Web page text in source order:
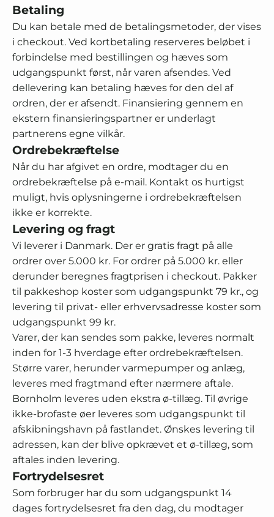
Betaling
Du kan betale med de betalingsmetoder, der vises
i checkout. Ved kortbetaling reserveres beløbet i
forbindelse med bestillingen og hæves som
udgangspunkt først, når varen afsendes. Ved
dellevering kan betaling hæves for den del af
ordren, der er afsendt. Finansiering gennem en
ekstern finansieringspartner er underlagt
partnerens egne vilkår.
Ordrebekræftelse
Når du har afgivet en ordre, modtager du en
ordrebekræftelse på e-mail. Kontakt os hurtigst
muligt, hvis oplysningerne i ordrebekræftelsen
ikke er korrekte.
Levering og fragt
Vi leverer i Danmark. Der er gratis fragt på alle
ordrer over 5.000 kr. For ordrer på 5.000 kr. eller
derunder beregnes fragtprisen i checkout. Pakker
til pakkeshop koster som udgangspunkt 79 kr., og
levering til privat- eller erhvervsadresse koster som
udgangspunkt 99 kr.
Varer, der kan sendes som pakke, leveres normalt
inden for 1-3 hverdage efter ordrebekræftelsen.
Større varer, herunder varmepumper og anlæg,
leveres med fragtmand efter nærmere aftale.
Bornholm leveres uden ekstra ø-tillæg. Til øvrige
ikke-brofaste øer leveres som udgangspunkt til
afskibningshavn på fastlandet. Ønskes levering til
adressen, kan der blive opkrævet et ø-tillæg, som
aftales inden levering.
Fortrydelsesret
Som forbruger har du som udgangspunkt 14
dages fortrydelsesret fra den dag, du modtager